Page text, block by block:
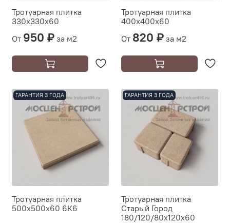
Тротуарная плитка
330х330х60
От 950 ₽ за м2
Тротуарная плитка
400х400х60
От 820 ₽ за м2
ГАРАНТИЯ 3 ГОДА
Тротуарная плитка
500х500х60 6К6
ГАРАНТИЯ 3 ГОДА
Тротуарная плитка
Старый Город
180/120/80х120х60